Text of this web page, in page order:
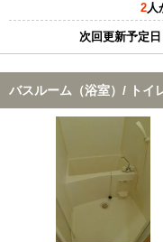
2人
次回更新予定
バスルーム（浴室）/ トイ